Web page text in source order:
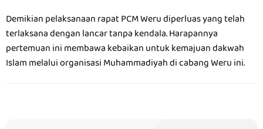
Demikian pelaksanaan rapat PCM Weru diperluas yang telah
terlaksana dengan lancar tanpa kendala. Harapannya
pertemuan ini membawa kebaikan untuk kemajuan dakwah
Islam melalui organisasi Muhammadiyah di cabang Weru ini.